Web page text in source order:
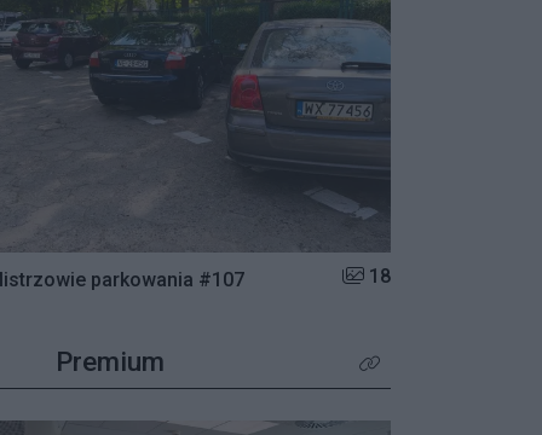
parkowania #107 Liczba zdjęć w galerii:
18
Premium Kliknij aby zobaczyć